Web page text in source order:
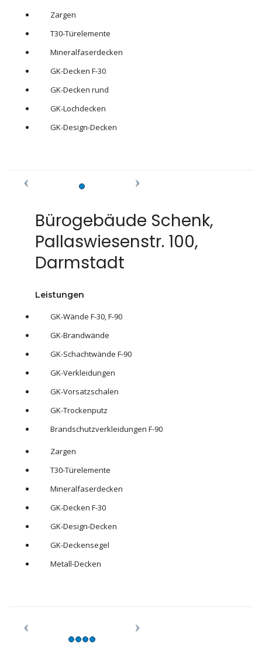
Zargen
T30-Türelemente
Mineralfaserdecken
GK-Decken F-30
GK-Decken rund
GK-Lochdecken
GK-Design-Decken
Bürogebäude Schenk,
Pallaswiesenstr. 100,
Darmstadt
Leistungen
GK-Wände F-30, F-90
GK-Brandwände
GK-Schachtwände F-90
GK-Verkleidungen
GK-Vorsatzschalen
GK-Trockenputz
Brandschutzverkleidungen F-90
Zargen
T30-Türelemente
Mineralfaserdecken
GK-Decken F-30
GK-Design-Decken
GK-Deckensegel
Metall-Decken